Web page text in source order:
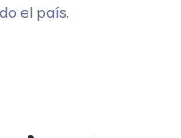
el país.